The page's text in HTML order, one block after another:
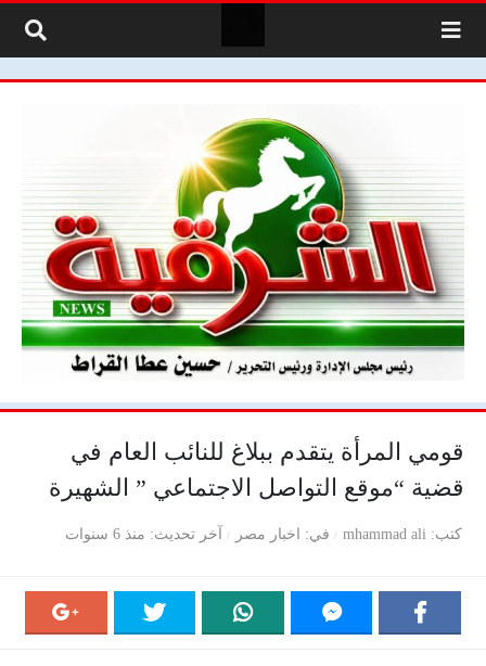
قومي المرأة يتقدم ببلاغ للنائب العام في
قضية “موقع التواصل الاجتماعي ” الشهيرة
كتب mhammad ali في اخبار مصر آخر تحديث منذ 6 سنوات